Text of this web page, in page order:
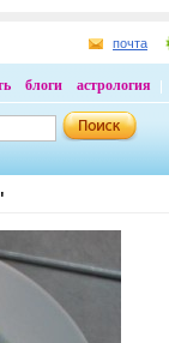
почта
блоги астрология